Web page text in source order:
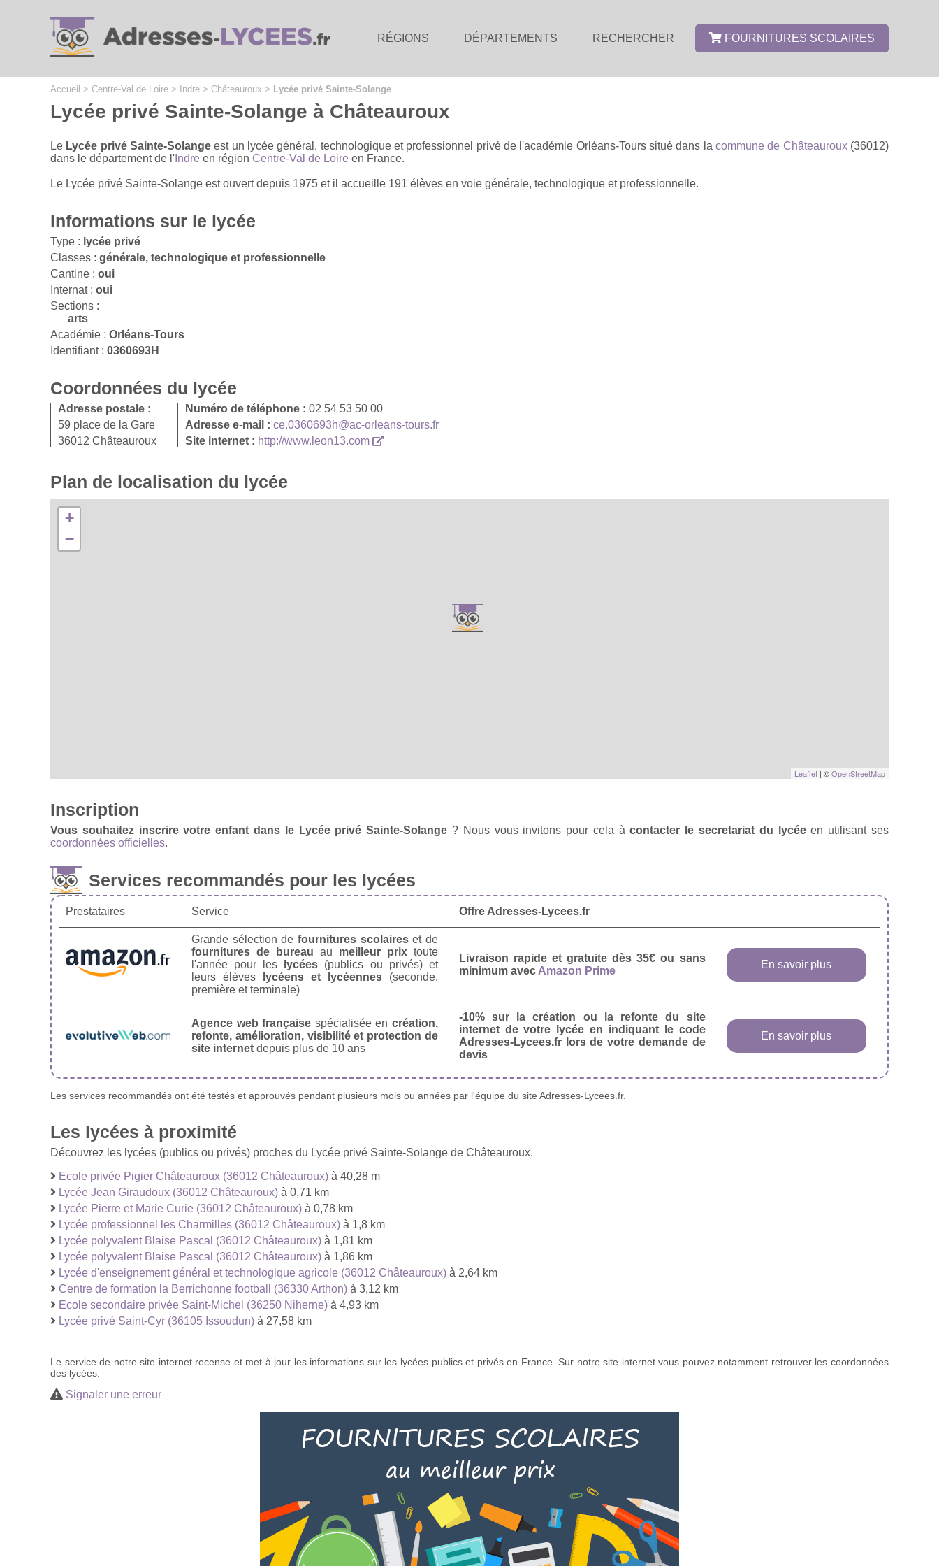
RÉGIONS DÉPARTEMENTS RECHERCHER FOURNITURES SCOLAIRES
Accueil > Centre-Val de Loire > Indre > Châteauroux > Lycée privé Sainte-Solange
Lycée privé Sainte-Solange à Châteauroux
Le Lycée privé Sainte-Solange est un lycée général, technologique et professionnel privé de l'académie Orléans-Tours situé dans lacommune de Châteauroux(36012)
dans le département de l' Indre en région Centre-Val de Loire en France.
Le Lycée privé Sainte-Solange est ouvert depuis 1975 et il accueille 191 élèves en voie générale, technologique et professionnelle.
Informations sur le lycée
Type : lycée privé
Classes : générale, technologique et professionnelle
Cantine : oui
Internat : oui
Sections :
arts
Académie : Orléans-Tours
Identifiant : 0360693H
Coordonnées du lycée
Adresse postale :
59 place de la Gare
36012 Châteauroux
Numéro de téléphone : 02 54 53 50 00
Adresse e-mail : ce.0360693h@ac-orleans-tours.fr
Site internet : http://www.leon13.com
Plan de localisation du lycée
+
−
Leaflet | ©OpenStreetMap
Inscription
Vous souhaitez inscrire votre enfant dans le Lycée privé Sainte-Solange ? Nous vous invitons pour cela àcontacter le secretariat du lycéeen utilisant ses
coordonnées officielles.
Services recommandés pour les lycées
Prestataires Service Offre Adresses-Lycees.fr
Grande sélection de fournitures scolaireset de
fournitures de bureau au meilleur prixtoute
l'année pour les
lycées (publics ou privés) et
leurs élèves
lycéens et lycéennes(seconde,
première et terminale)
Livraison rapide et gratuite dès 35€ ou sans
minimum avec Amazon Prime
En savoir plus
Agence web française spécialisée en création,
refonte, amélioration, visibilité et protection de
site internet depuis plus de 10 ans
-10% sur la création ou la refonte du site
internet de votre lycée en indiquant le code
Adresses-Lycees.fr lors de votre demande de
devis
En savoir plus
Les services recommandés ont été testés et approuvés pendant plusieurs mois ou années par l'équipe du site Adresses-Lycees.fr.
Les lycées à proximité
Découvrez les lycées (publics ou privés) proches du Lycée privé Sainte-Solange de Châteauroux.
Ecole privée Pigier Châteauroux (36012 Châteauroux) à 40,28 m
Lycée Jean Giraudoux (36012 Châteauroux) à 0,71 km
Lycée Pierre et Marie Curie (36012 Châteauroux) à 0,78 km
Lycée professionnel les Charmilles (36012 Châteauroux) à 1,8 km
Lycée polyvalent Blaise Pascal (36012 Châteauroux) à 1,81 km
Lycée polyvalent Blaise Pascal (36012 Châteauroux) à 1,86 km
Lycée d'enseignement général et technologique agricole (36012 Châteauroux) à 2,64 km
Centre de formation la Berrichonne football (36330 Arthon) à 3,12 km
Ecole secondaire privée Saint-Michel (36250 Niherne) à 4,93 km
Lycée privé Saint-Cyr (36105 Issoudun) à 27,58 km
Le service de notre site internet recense et met à jour les informations sur les lycées publics et privés en France. Sur notre site internet vous pouvez notamment retrouver les coordonnées
des lycées.
Signaler une erreur